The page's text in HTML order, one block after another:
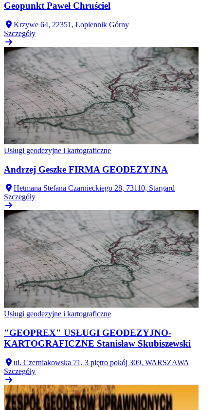
Geopunkt Paweł Chruściel
Krzywe 64, 22351, Łopiennik Górny
Szczegóły
Usługi geodezyjne i kartograficzne
Andrzej Geszke FIRMA GEODEZYJNA
Hetmana Stefana Czarnieckiego 28, 73110, Stargard
Szczegóły
Usługi geodezyjne i kartograficzne
"GEOPREX" USŁUGI GEODEZYJNO-
KARTOGRAFICZNE Stanisław Skubiszewski
ul. Czerniakowska 71, 3 piętro pokój 309, WARSZAWA
Szczegóły